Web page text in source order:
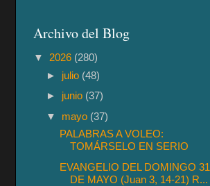
Archivo del Blog
▼ 2026 (280)
► julio (48)
► junio (37)
▼ mayo (37)
PALABRAS A VOLEO:
TOMÁRSELO EN SERIO
EVANGELIO DEL DOMINGO 31
DE MAYO (Juan 3, 14-21) R...